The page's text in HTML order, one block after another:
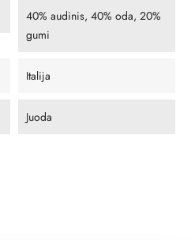
40% audinis, 40% oda, 20%
gumi
Italija
Juoda